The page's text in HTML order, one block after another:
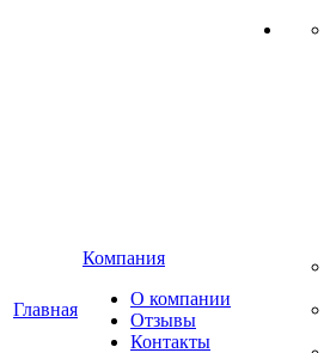
Главная
Компания
О компании
Отзывы
Контакты